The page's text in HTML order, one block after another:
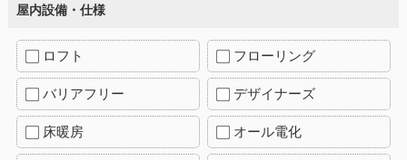
屋内設備・仕様
ロフト フローリング
バリアフリー デザイナーズ
床暖房 オール電化